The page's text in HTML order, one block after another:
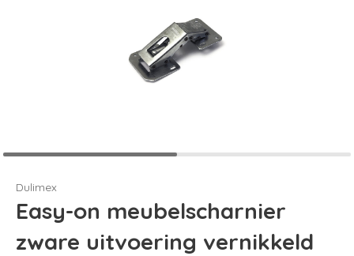
Dulimex
Easy-on meubelscharnier
zware uitvoering vernikkeld